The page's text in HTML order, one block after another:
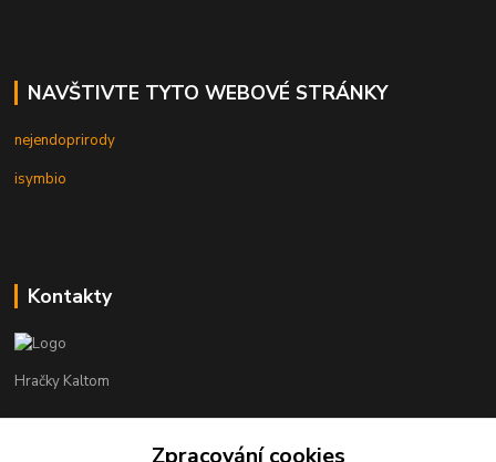
NAVŠTIVTE TYTO WEBOVÉ STRÁNKY
nejendoprirody
isymbio
Kontakty
Hračky Kaltom
+420 777 538 008
Zpracování cookies